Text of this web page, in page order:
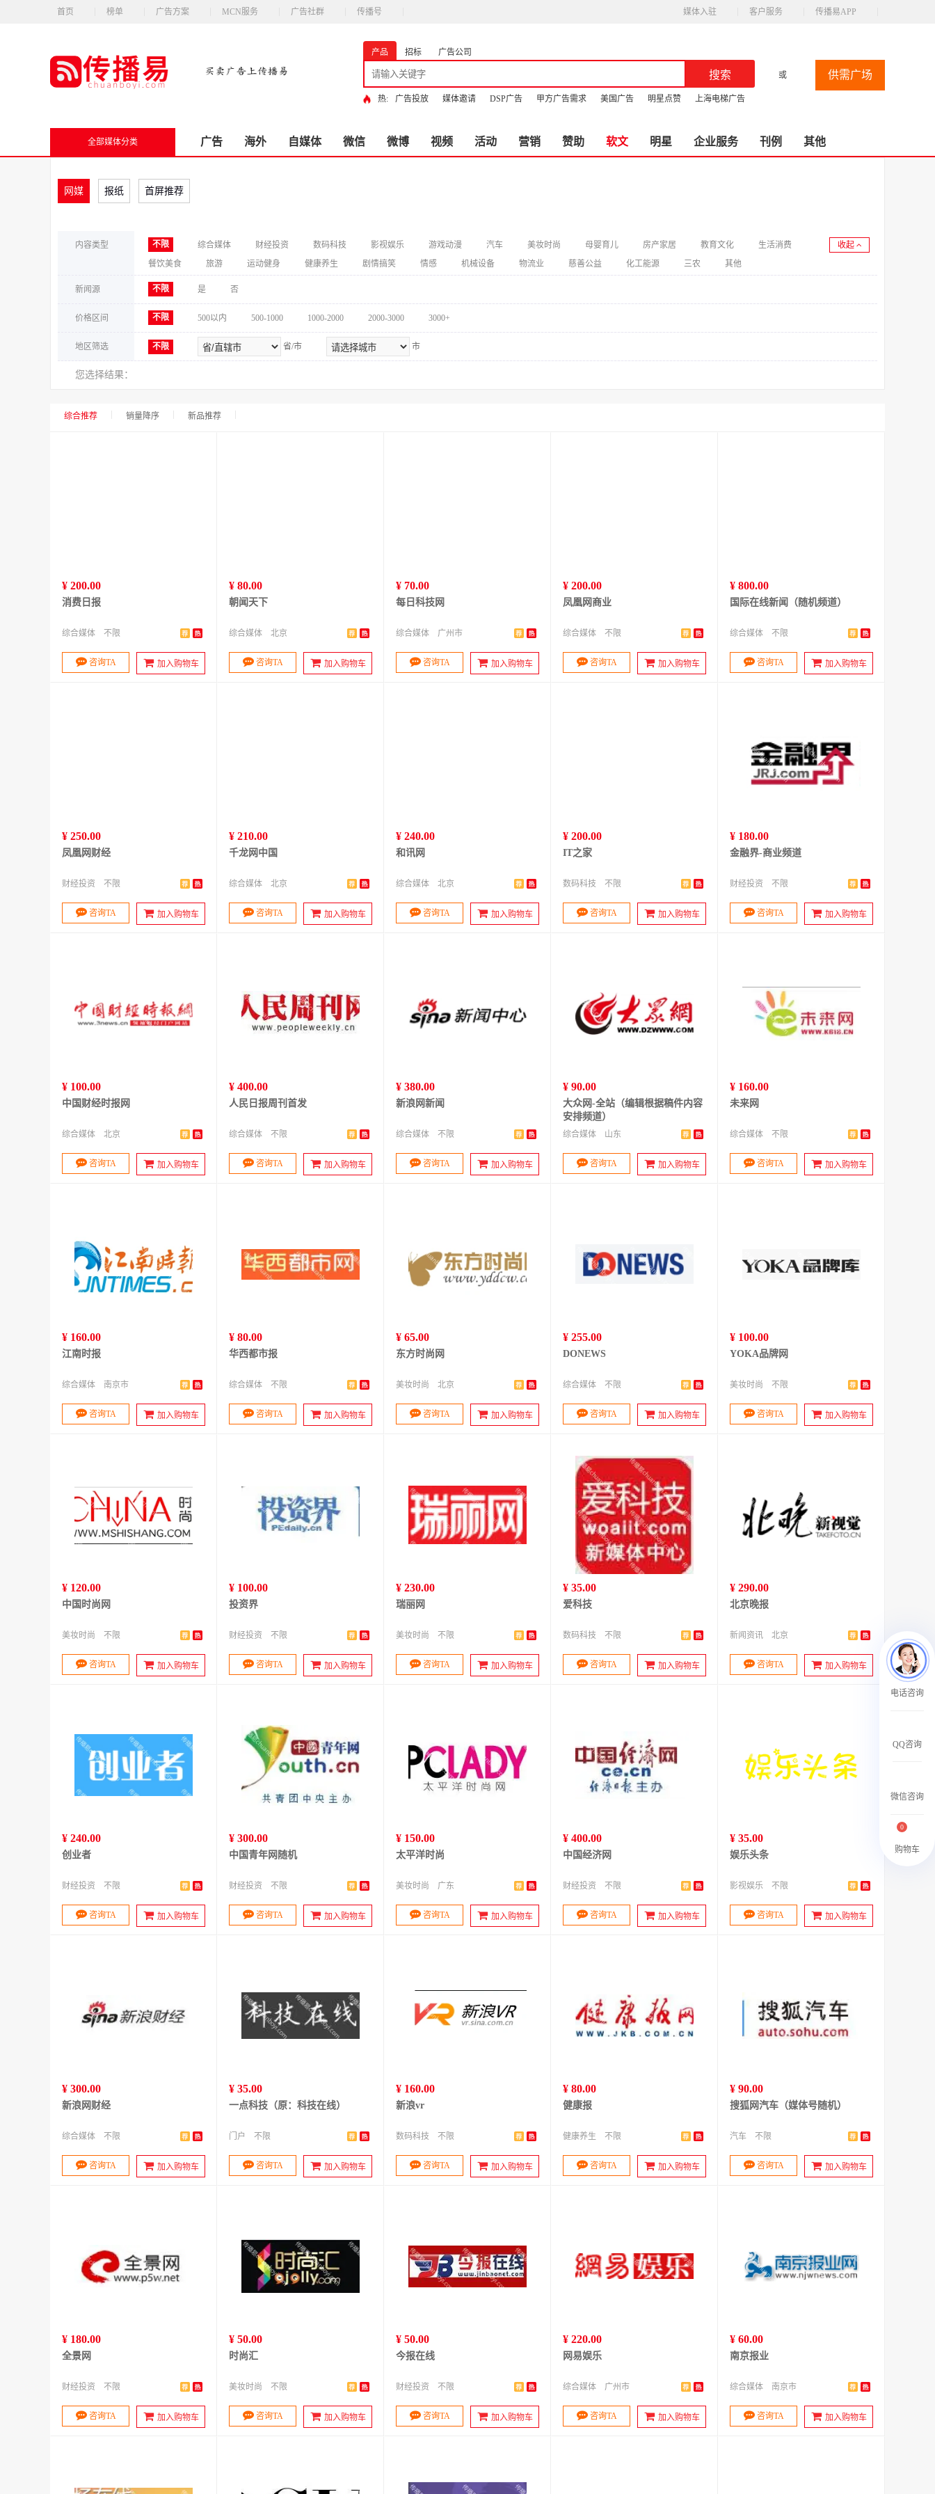
首页 榜单 广告方案 MCN服务 广告社群 传播号 媒体入驻 客户服务 传播易APP
产品 招标 广告公司
或 供需广场
热: 广告投放 媒体邀请 DSP广告 甲方广告需求 美国广告 明星点赞 上海电梯广告
全部媒体分类 广告 海外 自媒体 微信 微博 视频 活动 营销 赞助 软文 明星 企业服务 刊例 其他
网媒 报纸 首屏推荐
内容类型 收起
不限 综合媒体 财经投资 数码科技 影视娱乐 游戏动漫 汽车 美妆时尚 母婴育儿 房产家居 教育文化
生活消费
餐饮美食
旅游 运动健身 健康养生 剧情搞笑 情感 机械设备 物流业 慈善公益 化工能源 三农 其他
新闻源 不限 是 否
价格区间 不限 500以内 500-1000 1000-2000 2000-3000 3000+
地区筛选 不限 省/市 市
您选择结果：
综合推荐 销量降序 新品推荐
¥ 200.00
消费日报
综合媒体 不限
咨询TA 加入购物车
¥ 80.00
朝闻天下
综合媒体 北京
咨询TA 加入购物车
¥ 70.00
每日科技网
综合媒体 广州市
咨询TA 加入购物车
¥ 200.00
凤凰网商业
综合媒体 不限
咨询TA 加入购物车
¥ 800.00
国际在线新闻（随机频道）
综合媒体 不限
咨询TA 加入购物车
¥ 250.00
凤凰网财经
财经投资 不限
咨询TA 加入购物车
¥ 210.00
千龙网中国
综合媒体 北京
咨询TA 加入购物车
¥ 240.00
和讯网
综合媒体 北京
咨询TA 加入购物车
¥ 200.00
IT之家
数码科技 不限
咨询TA 加入购物车
¥ 180.00
金融界-商业频道
财经投资 不限
咨询TA 加入购物车
¥ 100.00
中国财经时报网
综合媒体 北京
咨询TA 加入购物车
¥ 400.00
人民日报周刊首发
综合媒体 不限
咨询TA 加入购物车
¥ 380.00
新浪网新闻
综合媒体 不限
咨询TA 加入购物车
¥ 90.00
大众网-全站（编辑根据稿件内容
安排频道）
综合媒体 山东
咨询TA 加入购物车
¥ 160.00
未来网
综合媒体 不限
咨询TA 加入购物车
¥ 160.00
江南时报
综合媒体 南京市
咨询TA 加入购物车
¥ 80.00
华西都市报
综合媒体 不限
咨询TA 加入购物车
¥ 65.00
东方时尚网
美妆时尚 北京
咨询TA 加入购物车
¥ 255.00
DONEWS
综合媒体 不限
咨询TA 加入购物车
¥ 100.00
YOKA品牌网
美妆时尚 不限
咨询TA 加入购物车
¥ 120.00
中国时尚网
美妆时尚 不限
咨询TA 加入购物车
¥ 100.00
投资界
财经投资 不限
咨询TA 加入购物车
¥ 230.00
瑞丽网
美妆时尚 不限
咨询TA 加入购物车
¥ 35.00
爱科技
数码科技 不限
咨询TA 加入购物车
¥ 290.00
北京晚报
新闻资讯 北京
咨询TA 加入购物车
¥ 240.00
创业者
财经投资 不限
咨询TA 加入购物车
¥ 300.00
中国青年网随机
财经投资 不限
咨询TA 加入购物车
¥ 150.00
太平洋时尚
美妆时尚 广东
咨询TA 加入购物车
¥ 400.00
中国经济网
财经投资 不限
咨询TA 加入购物车
¥ 35.00
娱乐头条
影视娱乐 不限
咨询TA 加入购物车
¥ 300.00
新浪网财经
综合媒体 不限
咨询TA 加入购物车
¥ 35.00
一点科技（原：科技在线）
门户 不限
咨询TA 加入购物车
¥ 160.00
新浪vr
数码科技 不限
咨询TA 加入购物车
¥ 80.00
健康报
健康养生 不限
咨询TA 加入购物车
¥ 90.00
搜狐网汽车（媒体号随机）
汽车 不限
咨询TA 加入购物车
¥ 180.00
全景网
财经投资 不限
咨询TA 加入购物车
¥ 50.00
时尚汇
美妆时尚 不限
咨询TA 加入购物车
¥ 50.00
今报在线
财经投资 不限
咨询TA 加入购物车
¥ 220.00
网易娱乐
综合媒体 广州市
咨询TA 加入购物车
¥ 60.00
南京报业
综合媒体 南京市
咨询TA 加入购物车
电话咨询
QQ咨询
微信咨询
购物车
0